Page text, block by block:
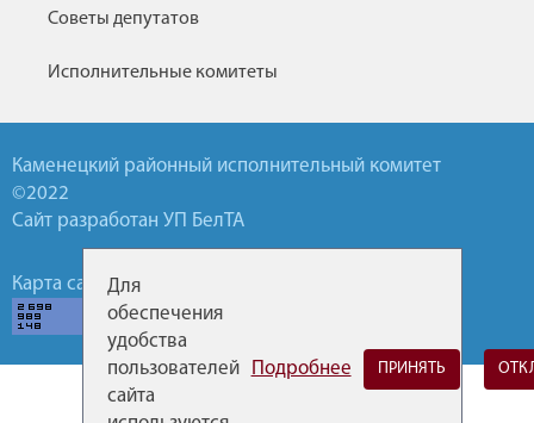
Советы депутатов
Исполнительные комитеты
Каменецкий районный исполнительный комитет
©2022
Сайт разработан УП БелТА
Карта сайта Обратная связь
Для
обеспечения
удобства
пользователей
сайта
Подробнее ПРИНЯТЬ